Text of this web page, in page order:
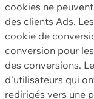
cookies ne
des clients Ads.
cookie de
conversion pour
des conversions.
d'utilisateurs qui
redirigés vers une